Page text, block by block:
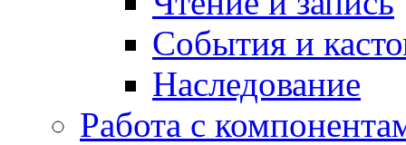
События и
Наследование
Работа с